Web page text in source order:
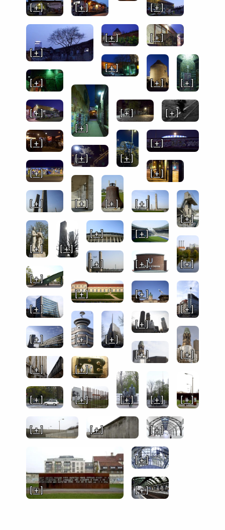
[ + ] [ + ] [ + ]
[ + ]
[ + ] [ + ]
[ + ]
[ + ]
[ + ]
[ + ]
[ + ]
[ + ] [ + ] [ + ]
[ + ]
[ + ]
[ + ]
[ + ]
[ + ]
[ + ]
[ + ] [ + ]
[ + ]
[ + ]
[ + ]
[ + ] [ + ]
[ + ] [ + ]
[ + ] [ + ]
[ + ]
[ + ]
[ + ]
[ + ]
[ + ]
[ + ]
[ + ] [ + ]
[ + ]
[ + ]
[ + ]
[ + ]
[ + ]
[ + ]
[ + ] [ + ]
[ + ] [ + ]
[ + ] [ + ]
[ + ]
[ + ]
[ + ]
[ + ]
[ + ]